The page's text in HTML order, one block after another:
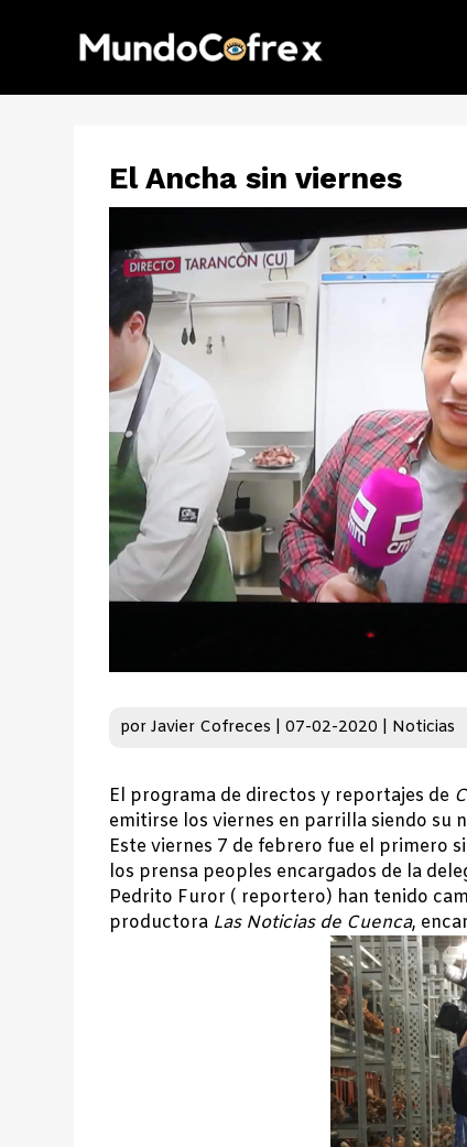
El Ancha sin viernes
porJavier Cofreces |07-02-2020 Noticias
El programa de directos y reportajes de
emitirse los viernes en parrilla siendo su
Este viernes 7 de febrero fue el primero
los prensa peoples encargados de la
Pedrito Furor ( reportero) han tenido
productora Las Noticias de Cuenca,